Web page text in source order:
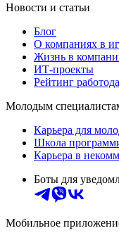
Новости и статьи
Блог
О компаниях в
Жизнь в
ИТ-проекты
Рейтинг
Молодым
Карьера для
Школа
Карьера в
Боты для
Мобильное